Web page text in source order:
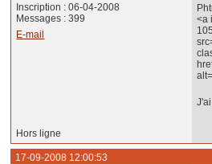
Inscription : 06-04-2008
Messages : 399
E-mail
<a
Hors ligne
17-09-2008 12:00:53